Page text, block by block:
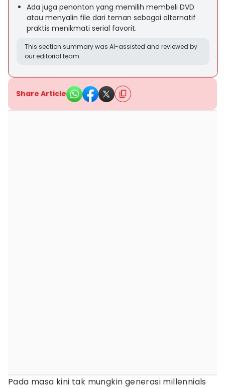
Ada juga penonton yang memilih membeli DVD
atau menyalin file dari teman sebagai alternatif
praktis menikmati serial favorit.
This section summary was AI-assisted and reviewed by
our editorial team.
Share Article
Pada masa kini tak mungkin generasi millennials